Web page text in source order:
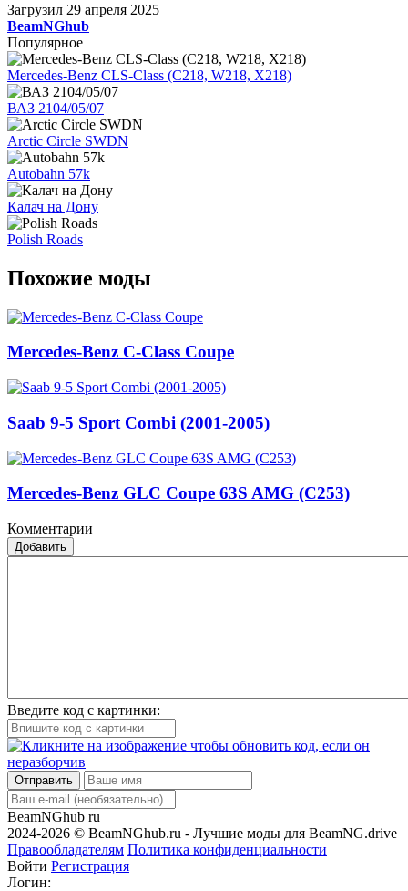
Загрузил 29 апреля 2025
BeamNGhub
Популярное
Mercedes-Benz CLS-Class (C218, W218, X218)
ВАЗ 2104/05/07
Arctic Circle SWDN
Autobahn 57k
Калач на Дону
Polish Roads
Похожие моды
Mercedes-Benz C-Class Coupe
Saab 9-5 Sport Combi (2001-2005)
Mercedes-Benz GLC Coupe 63S AMG (C253)
Комментарии
Добавить
Введите код с картинки:
Отправить
BeamNGhub ru
2024-2026 © BeamNGhub.ru - Лучшие моды для BeamNG.drive
Правообладателям Политика конфиденциальности
Войти Регистрация
Логин: